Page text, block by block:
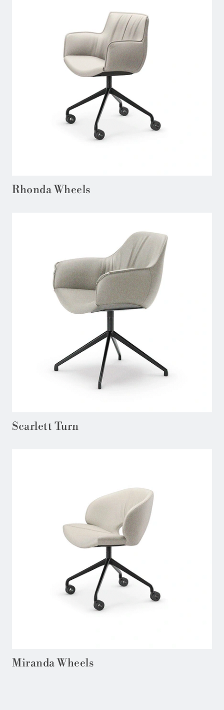
Rhonda Wheels
Scarlett Turn
Miranda Wheels